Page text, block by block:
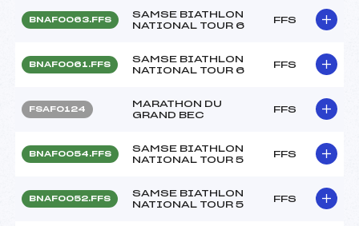
BNAF0063.FFS
SAMSE BIATHLON
NATIONAL TOUR 6
FFS
BNAF0061.FFS
SAMSE BIATHLON
NATIONAL TOUR 6
FFS
FSAF0124
MARATHON DU
GRAND BEC
FFS
BNAF0054.FFS
SAMSE BIATHLON
NATIONAL TOUR 5
FFS
BNAF0052.FFS
SAMSE BIATHLON
NATIONAL TOUR 5
FFS